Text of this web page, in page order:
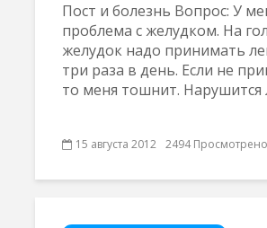
Пост и болезнь Вопрос: У
проблемa с желудком. На
желудок надо принимать
три раза в день. Если не
то меня тошнит. Нарушится
15 августа 2012 2494 Просмотрено